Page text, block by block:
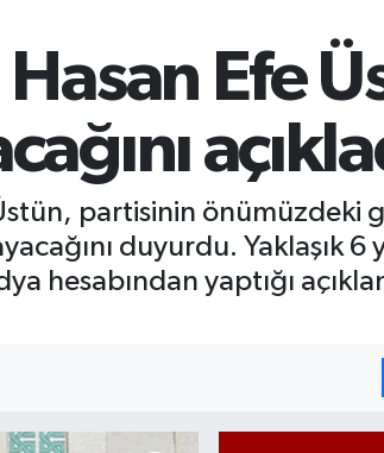
6508.83
%4.44
BİST100
13.647
%-30
64.084,87
%0.35
Efe
partisinin önümüzdeki
duyurdu. Yaklaşık 6
hesabından yaptığı